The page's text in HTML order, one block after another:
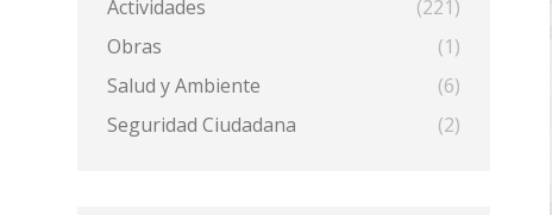
Actividades
(221)
Obras
(1)
Salud y Ambiente
(6)
Seguridad Ciudadana
(2)